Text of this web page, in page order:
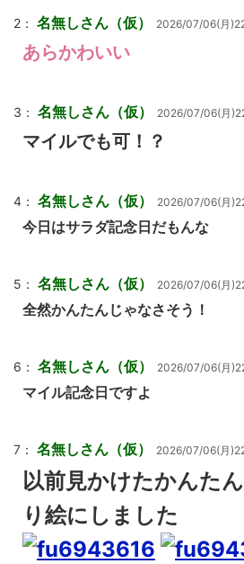
2： 名無しさん（仮） 2026/07/06(月
あらかわいい
3： 名無しさん（仮） 2026/07/06(月
マイルでも可！？
4： 名無しさん（仮） 2026/07/06(月
今日はサラダ記念日だもんな
5： 名無しさん（仮） 2026/07/06(月
全然かんたんじゃなさそう！
6： 名無しさん（仮） 2026/07/06(月
マイル記念日ですよ
7： 名無しさん（仮） 2026/07/06(月
以前見かけたかんた
り絵にしました